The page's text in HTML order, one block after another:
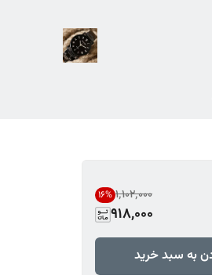
۱٬۱۰۲٬۰۰۰ 16%
918,000
به سبد خرید